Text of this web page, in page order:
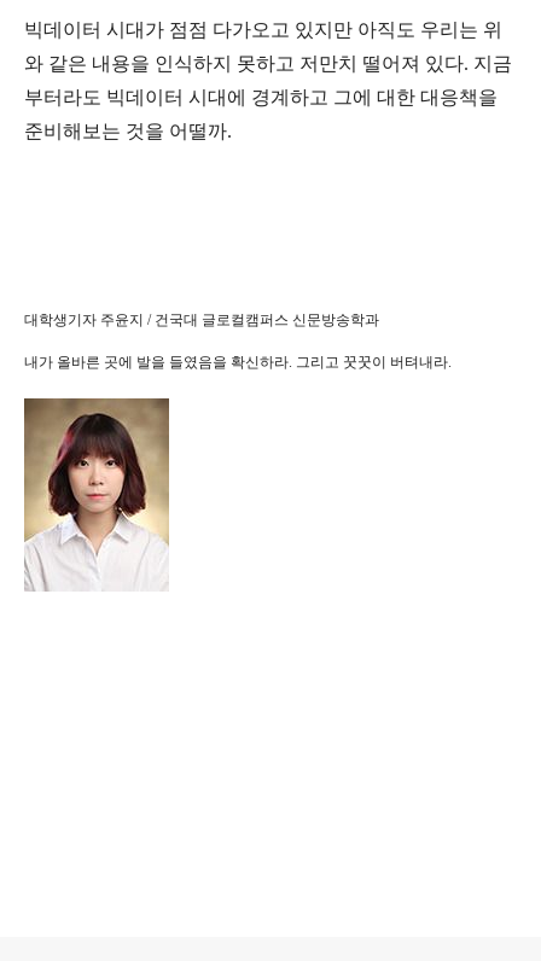
빅데이터 시대가 점점 다가오고 있지만 아직도 우리는 위
와 같은 내용을 인식하지 못하고 저만치 떨어져 있다. 지금
부터라도 빅데이터 시대에 경계하고 그에 대한 대응책을
준비해보는 것을 어떨까.
대학생기자 주윤지 / 건국대 글로컬캠퍼스 신문방송학과
내가 올바른 곳에 발을 들였음을 확신하라. 그리고 꿋꿋이 버텨내라.